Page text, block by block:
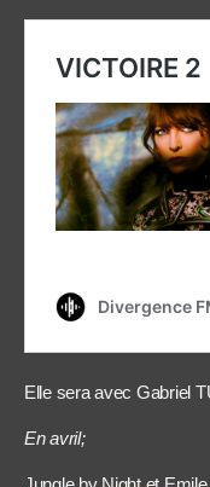
Elle sera avec Gabriel
En avril;